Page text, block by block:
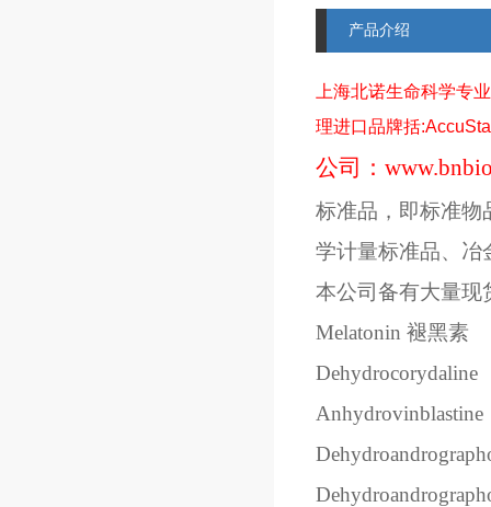
产品介绍
上海北诺生命科学专
理进口品牌括
公司：
标准品，即标准物
学计量标准品、冶
本公司备有大量现
Melatonin 褪黑素
Dehydrocorydaline
Anhydrovinblastine